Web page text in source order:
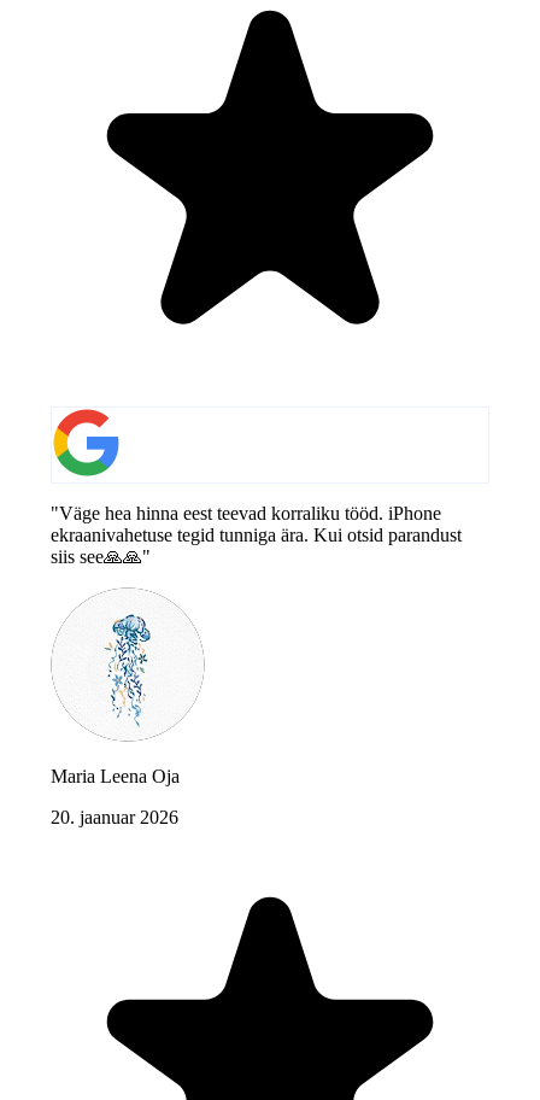
"Väge hea hinna eest teevad korraliku tööd. iPhone
ekraanivahetuse tegid tunniga ära. Kui otsid parandust
siis see🙏🙏"
Maria Leena Oja
20. jaanuar 2026